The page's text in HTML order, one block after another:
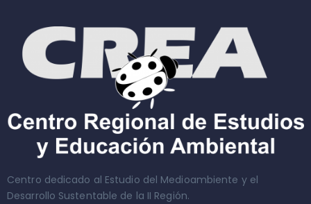
Centro dedicado al Estudio del Medioambiente y el
Desarrollo Sustentable de la II Región.